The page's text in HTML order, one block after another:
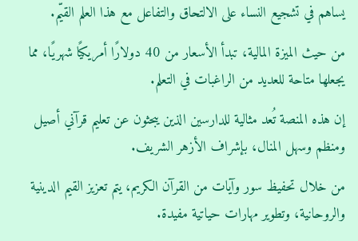
يساهم في تشجيع النساء على الالتحاق والتفاعل مع هذا العلم القيّم.
من حيث الميزة المالية، تبدأ الأسعار من 40 دولارًا أمريكيًا شهريًا، مما
يجعلها متاحة للعديد من الراغبات في التعلم.
إن هذه المنصة تُعد مثالية للدارسين الذين يبحثون عن تعليم قرآني أصيل
ومنظم وسهل المنال، بإشراف الأزهر الشريف.
من خلال تحفيظ سور وآيات من القرآن الكريم، يتم تعزيز القيم الدينية
والروحانية، وتطوير مهارات حياتية مفيدة.